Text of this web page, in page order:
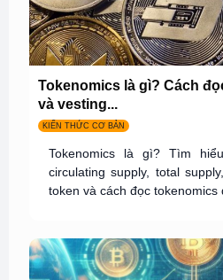
Tokenomics là gì? Cách
và vesting...
KIẾN THỨC CƠ BẢN
Tokenomics là gì? Tìm
circulating supply, total
token và cách đọc tokenomics